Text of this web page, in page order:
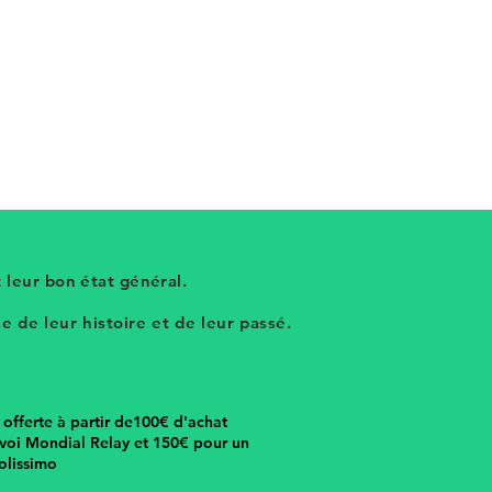
leur bon état général.
de leur histoire et de leur passé.
offerte à partir de100€ d'achat
Mondial Relay et 150€ pour un